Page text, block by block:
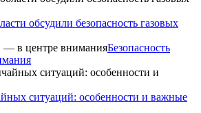
обсудили безопасность газовых
Безопасность
ситуаций: особенности и важные